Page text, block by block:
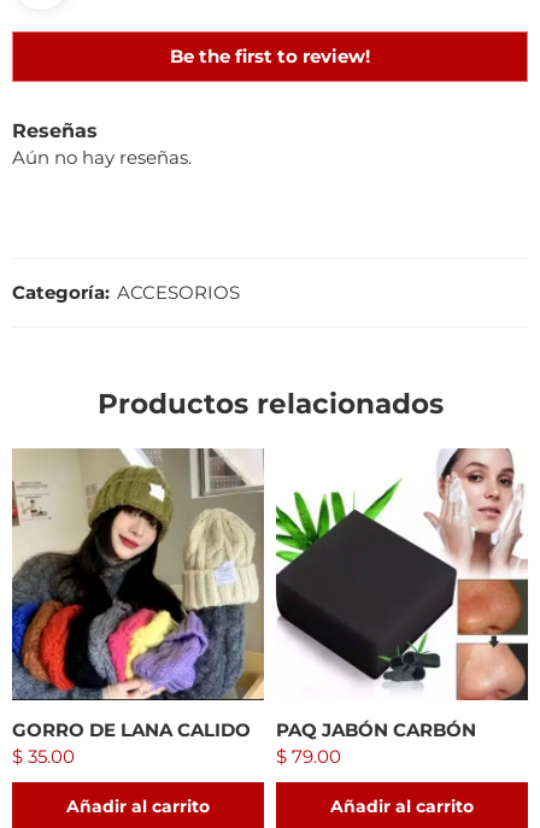
Be the first to review!
Reseñas
Aún no hay reseñas.
Categoría: ACCESORIOS
Productos relacionados
GORRO DE LANA CALIDO
$ 35.00
Añadir al carrito
PAQ JABÓN CARBÓN
$ 79.00
Añadir al carrito